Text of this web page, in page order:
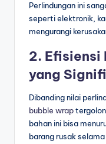
Perlindungan ini
seperti elektronik,
mengurangi
2. Efisiensi
yang
Dibanding nilai
bubble wrap
bahan ini bisa
barang rusak